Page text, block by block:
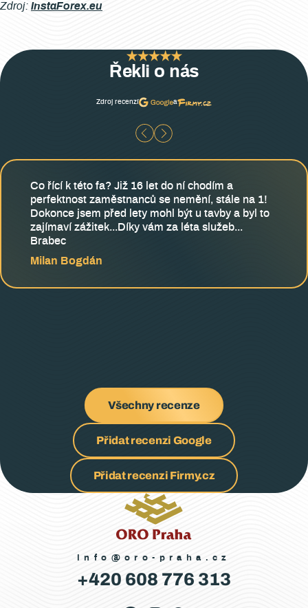
Zdroj: InstaForex.eu
Řekli o nás
Zdroj recenzí a
Co řící k této fa? Již 16 let do ní chodím a
perfektnost zaměstnanců se nemění, stále na 1!
Dokonce jsem před lety mohl být u tavby a byl to
zajímaví zážitek...Díky vám za léta služeb...
Brabec
Milan Bogdán
Všechny recenze
Přidat recenzi Google
Přidat recenzi Firmy.cz
info@oro-praha.cz
+420 608 776 313